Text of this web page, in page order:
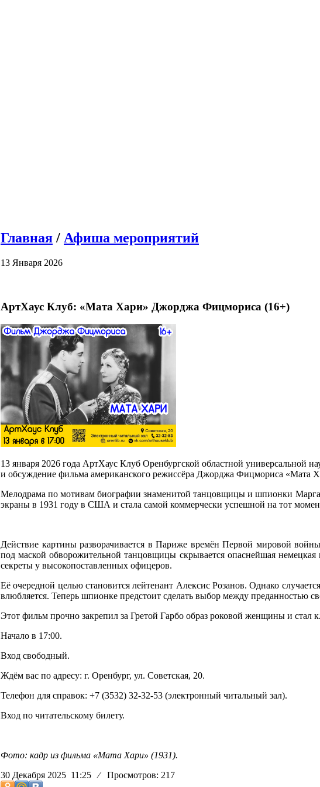
Главная / Афиша мероприятий
13 Января 2026
АртХаус Клуб: «Мата Хари» Джорджа Фицмориса (16+)
13 января 2026 года АртХаус Клуб Оренбургской областной универсальной
и обсуждение фильма американского режиссёра Джорджа Фицмориса «Мата
Мелодрама по мотивам биографии знаменитой танцовщицы и шпионки
экраны в 1931 году в США и стала самой коммерчески успешной на тот
Действие картины разворачивается в Париже времён Первой мировой
под маской обворожительной танцовщицы скрывается опаснейшая
секреты у высокопоставленных офицеров.
Её очередной целью становится лейтенант Алексис Розанов. Однако
влюбляется. Теперь шпионке предстоит сделать выбор между преданностью
Этот фильм прочно закрепил за Гретой Гарбо образ роковой женщины и стал
Начало в 17:00.
Вход свободный.
Ждём вас по адресу: г. Оренбург, ул. Советская, 20.
Телефон для справок: +7 (3532) 32-32-53 (электронный читальный зал).
Вход по читательскому билету.
Фото: кадр из фильма «Мата Хари» (1931).
30 Декабря 2025 11:25 ⁄ Просмотров: 217